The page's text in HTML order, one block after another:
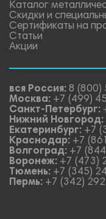
Каталог
Скидки и
Сертификаты на
Статьи
Акции
вся Россия: 8 (800)
Москва: +7 (499)
Санкт-Петербург:
Нижний Новгород:
Екатеринбург: +7
Краснодар: +7
Волгоград: +7
Воронеж: +7 (473)
Тюмень: +7 (345)
Пермь: +7 (342)